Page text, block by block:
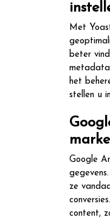
Met
beter
metadata
het
stellen u
Google
ze
content,